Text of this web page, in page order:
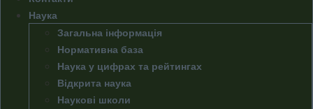
Наука
Загальна інформація
Нормативна база
Наука у цифрах та рейтингах
Відкрита наука
Наукові школи